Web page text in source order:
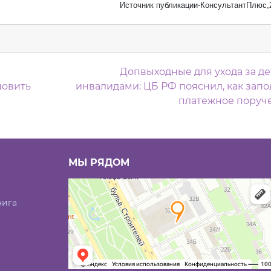
Источник публикации-
Допвыходные для ухода за
инвалидами: ЦБ РФ пояснил, как
платежное
МЫ РЯДОМ